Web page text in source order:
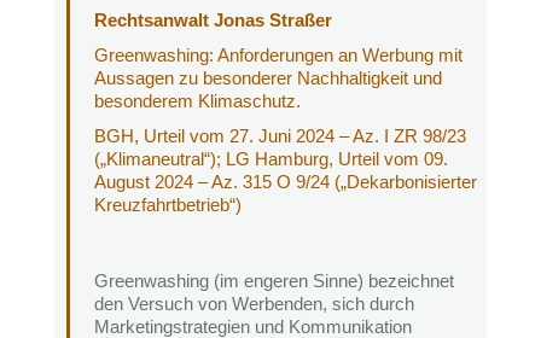
Rechtsanwalt Jonas Straßer
Greenwashing: Anforderungen an Werbung mit
Aussagen zu besonderer Nachhaltigkeit und
besonderem Klimaschutz.
BGH, Urteil vom 27. Juni 2024 – Az. I ZR 98/23
(„Klimaneutral“); LG Hamburg, Urteil vom 09.
August 2024 – Az. 315 O 9/24 („Dekarbonisierter
Kreuzfahrtbetrieb“)
Greenwashing (im engeren Sinne) bezeichnet
den Versuch von Werbenden, sich durch
Marketingstrategien und Kommunikation